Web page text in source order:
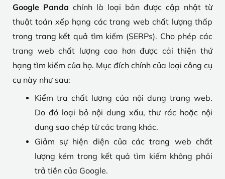
Google Panda chính là loại bản được cập nhật từ
thuật toán xếp hạng các trang web chất lượng thấp
trong trang kết quả tìm kiếm (SERPs). Cho phép các
trang web chất lượng cao hơn được cải thiện thứ
hạng tìm kiếm của họ. Mục đích chính của loại công cụ
cụ này như sau:
Kiểm tra chất lượng của nội dung trang web.
Do đó loại bỏ nội dung xấu, thư rác hoặc nội
dung sao chép từ các trang khác.
Giảm sự hiện diện của các trang web chất
lượng kém trong kết quả tìm kiếm không phải
trả tiền của Google.